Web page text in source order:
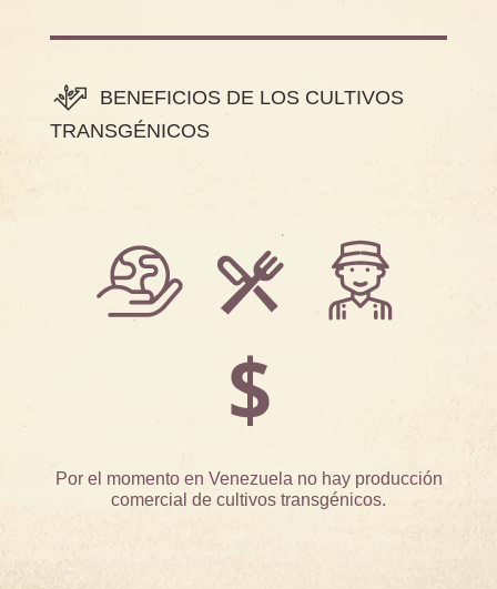
BENEFICIOS DE LOS CULTIVOS
TRANSGÉNICOS
Por el momento en Venezuela no hay producción
comercial de cultivos transgénicos.